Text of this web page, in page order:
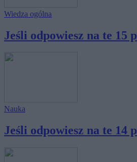
Wiedza ogólna
Jeśli odpowiesz na te 15
Nauka
Jeśli odpowiesz na te 14